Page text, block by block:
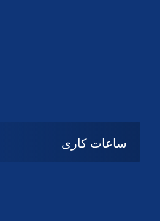
ساعات کاری